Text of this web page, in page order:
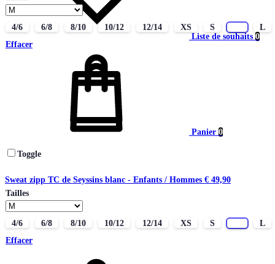
Liste de souhaits 0
Panier 0
4/6 6/8 8/10 10/12 12/14 XS S
L
Effacer
Toggle
Sweat zipp TC de Seyssins blanc - Enfants / Hommes € 49,90
Tailles
4/6 6/8 8/10 10/12 12/14 XS S
L
Effacer